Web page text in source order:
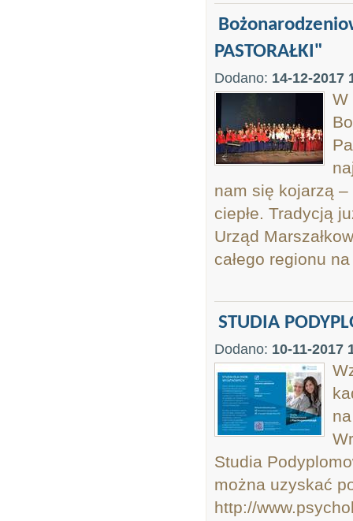
PASTORAŁKI"
Dodano: 14-12-2017
W
nam się kojarzą
ciepłe. Tradycją
Urząd
całego regionu
STUDIA
Dodano: 10-11-2017
Studia
można uzyskać
http://